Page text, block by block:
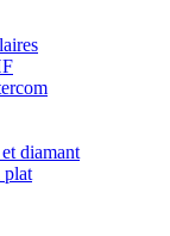
diamant
plat